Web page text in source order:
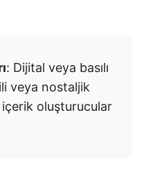
: Dijital veya basılı
veya nostaljik
oluşturucular